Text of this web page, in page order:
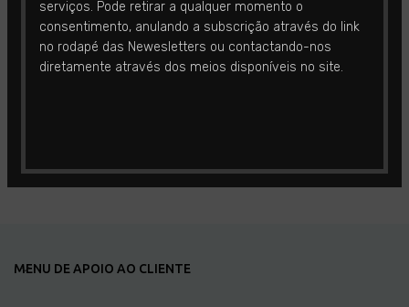
serviços. Pode retirar a qualquer momento o
consentimento, anulando a subscrição através do link
no rodapé das Newesletters ou contactando-nos
diretamente através dos meios disponíveis no site.
Amiga do Mundo
Desenvolvimento,Emoções,
cravos
Desenvolvimento,Jovem
MENU DE APOIO AO CLIENTE